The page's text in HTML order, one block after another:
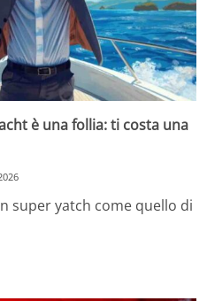
è una follia: ti costa una
super yatch come quello di